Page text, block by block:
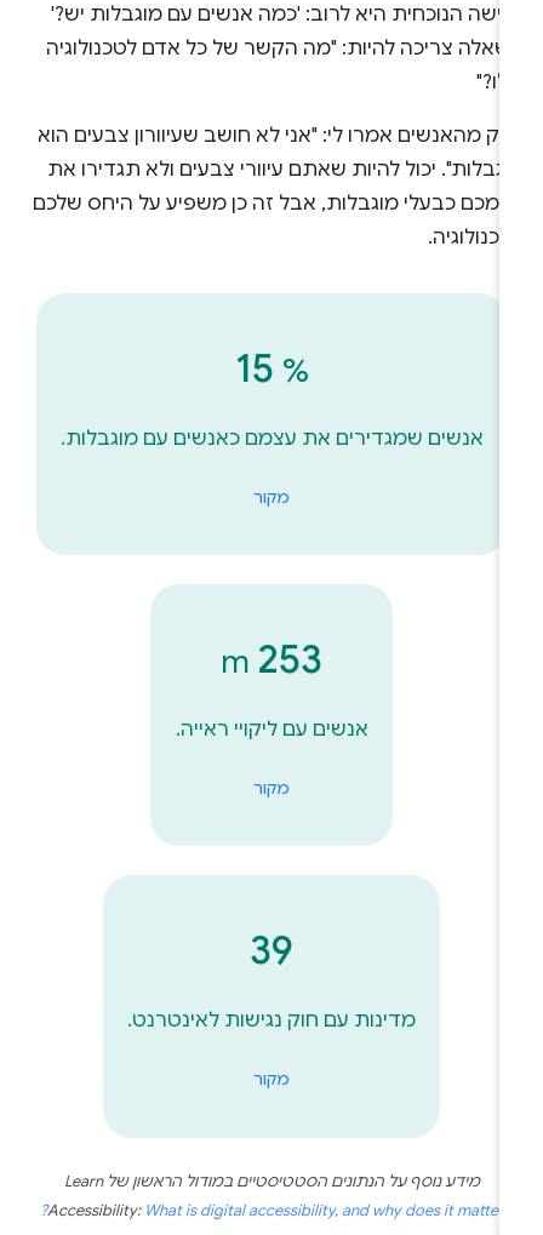
הנוכחית היא לרוב: 'כמה אנשים עם מוגבלות יש?'
צריכה להיות: "מה הקשר של כל אדם לטכנולוגיה
מהאנשים אמרו לי: "אני לא חושב שעיוורון צבעים הוא
יכול להיות שאתם עיוורי צבעים ולא תגדירו את
כבעלי מוגבלות, אבל זה כן משפיע על היחס שלכם
‪15
אנשים שמגדירים את עצמם כאנשים עם מוגבלות.
מקור
‫253
m
אנשים עם ליקויי ראייה.
מקור
39
מדינות עם חוק נגישות לאינטרנט.
מקור
מידע נוסף על הנתונים הסטטיסטיים במודול הראשון של Learn
Accessibility:What is digital accessibility, and why does it matter?